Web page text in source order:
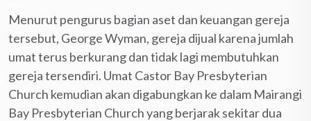
Menurut pengurus bagian aset dan keuangan gereja
tersebut, George Wyman, gereja dijual karena jumlah
umat terus berkurang dan tidak lagi membutuhkan
gereja tersendiri. Umat Castor Bay Presbyterian
Church kemudian akan digabungkan ke dalam Mairangi
Bay Presbyterian Church yang berjarak sekitar dua